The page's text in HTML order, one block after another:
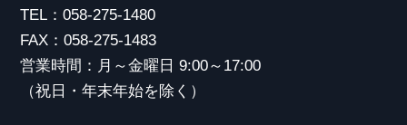
TEL：058-275-1480
FAX：058-275-1483
営業時間：月～金曜日 9:00～17:00
（祝日・年末年始を除く）